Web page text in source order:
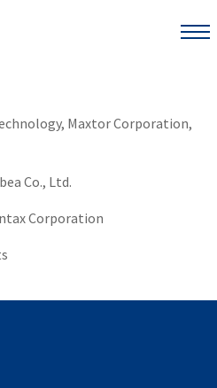
Menu
Maxtor Corporation,
Co., Ltd.
Corporation